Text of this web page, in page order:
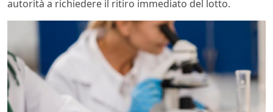
autorità a richiedere il ritiro immediato del lotto.